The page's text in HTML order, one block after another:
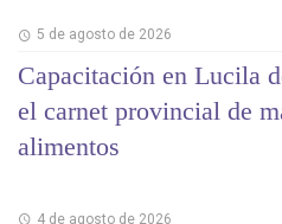
5 de agosto de 2026
Capacitación en Lucila
el carnet provincial de
alimentos
4 de agosto de 2026